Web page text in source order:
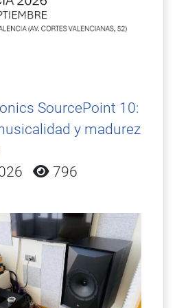
SourcePoint 10:
y madurez
796